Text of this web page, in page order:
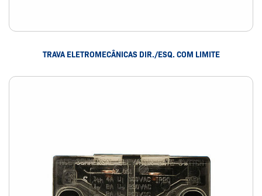
TRAVA ELETROMECÂNICAS DIR./ESQ. COM LIMITE